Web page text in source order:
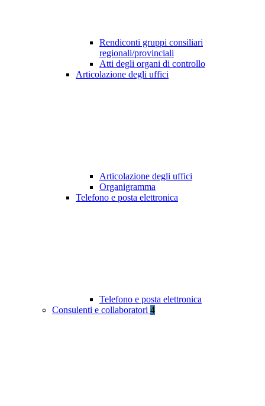
Rendiconti gruppi consiliari
regionali/provinciali
Atti degli organi di controllo
Articolazione degli uffici
Articolazione degli uffici
Organigramma
Telefono e posta elettronica
Telefono e posta elettronica
Consulenti e collaboratori 4